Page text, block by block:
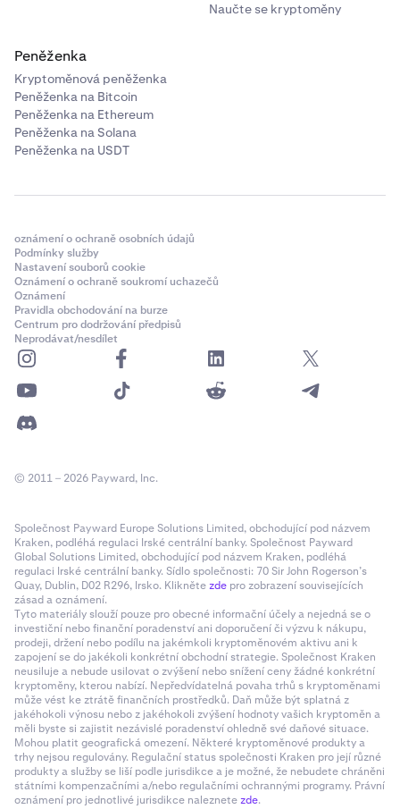
Naučte se kryptoměny
Peněženka
Kryptoměnová peněženka
Peněženka na Bitcoin
Peněženka na Ethereum
Peněženka na Solana
Peněženka na USDT
oznámení o ochraně osobních údajů
Podmínky služby
Nastavení souborů cookie
Oznámení o ochraně soukromí uchazečů
Oznámení
Pravidla obchodování na burze
Centrum pro dodržování předpisů
Neprodávat/nesdílet
© 2011 – 2026 Payward, Inc.
Společnost Payward Europe Solutions Limited, obchodující pod názvem
Kraken, podléhá regulaci Irské centrální banky. Společnost Payward
Global Solutions Limited, obchodující pod názvem Kraken, podléhá
regulaci Irské centrální banky. Sídlo společnosti: 70 Sir John Rogerson’s
Quay, Dublin, D02 R296, Irsko. Kliknětezde pro zobrazení souvisejících
zásad a oznámení.
Tyto materiály slouží pouze pro obecné informační účely a nejedná se o
investiční nebo finanční poradenství ani doporučení či výzvu k nákupu,
prodeji, držení nebo podílu na jakémkoli kryptoměnovém aktivu ani k
zapojení se do jakékoli konkrétní obchodní strategie. Společnost Kraken
neusiluje a nebude usilovat o zvýšení nebo snížení ceny žádné konkrétní
kryptoměny, kterou nabízí. Nepředvídatelná povaha trhů s kryptoměnami
může vést ke ztrátě finančních prostředků. Daň může být splatná z
jakéhokoli výnosu nebo z jakéhokoli zvýšení hodnoty vašich kryptoměn a
měli byste si zajistit nezávislé poradenství ohledně své daňové situace.
Mohou platit geografická omezení. Některé kryptoměnové produkty a
trhy nejsou regulovány. Regulační status společnosti Kraken pro její různé
produkty a služby se liší podle jurisdikce a je možné, že nebudete chráněni
státními kompenzačními a/nebo regulačními ochrannými programy. Právní
oznámení pro jednotlivé jurisdikce naleznetezde.